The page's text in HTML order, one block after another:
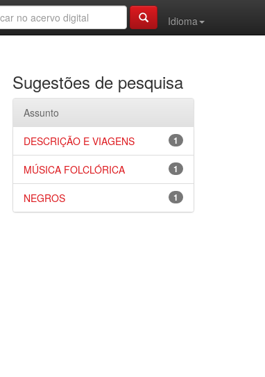
Idioma
Sugestões de pesquisa
Assunto
1
DESCRIÇÃO E VIAGENS
1
MÚSICA FOLCLÓRICA
1
NEGROS